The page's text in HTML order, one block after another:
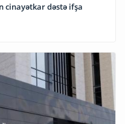
cinayətkar dəstə ifşa